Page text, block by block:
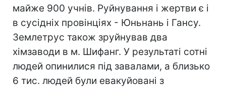
майже 900 учнів. Руйнування і жертви є і
в сусідніх провінціях - Юньнань і Гансу.
Землетрус також зруйнував два
хімзаводи в м. Шифанг. У результаті сотні
людей опинилися під завалами, а близько
6 тис. людей були евакуйовані з